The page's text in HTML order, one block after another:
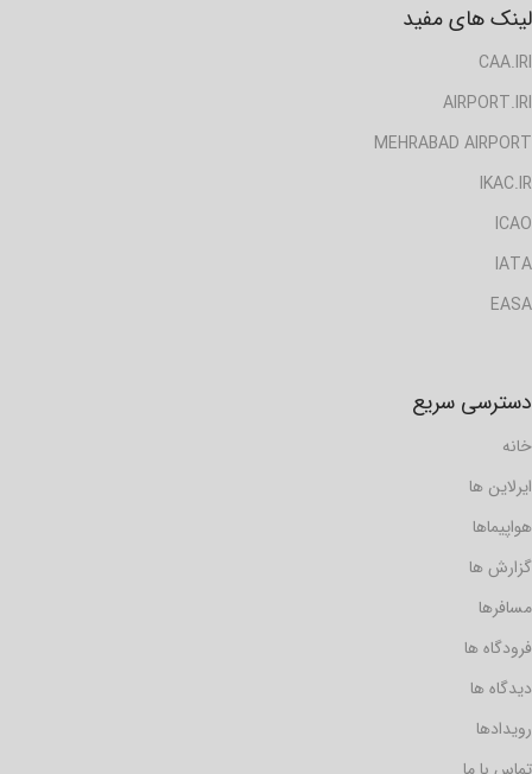
لینک های مفید
CAA.IRI
AIRPORT.IRI
MEHRABAD AIRPORT
IKAC.IR
ICAO
IATA
EASA
دسترسی سریع
خانه
ایرلاین ها
هواپیماها
گزارش ها
مسافرها
فرودگاه ها
دیدگاه ها
رویدادها